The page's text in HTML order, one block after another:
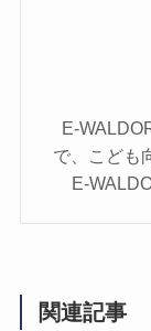
E-
で、こども
E-
関連記事